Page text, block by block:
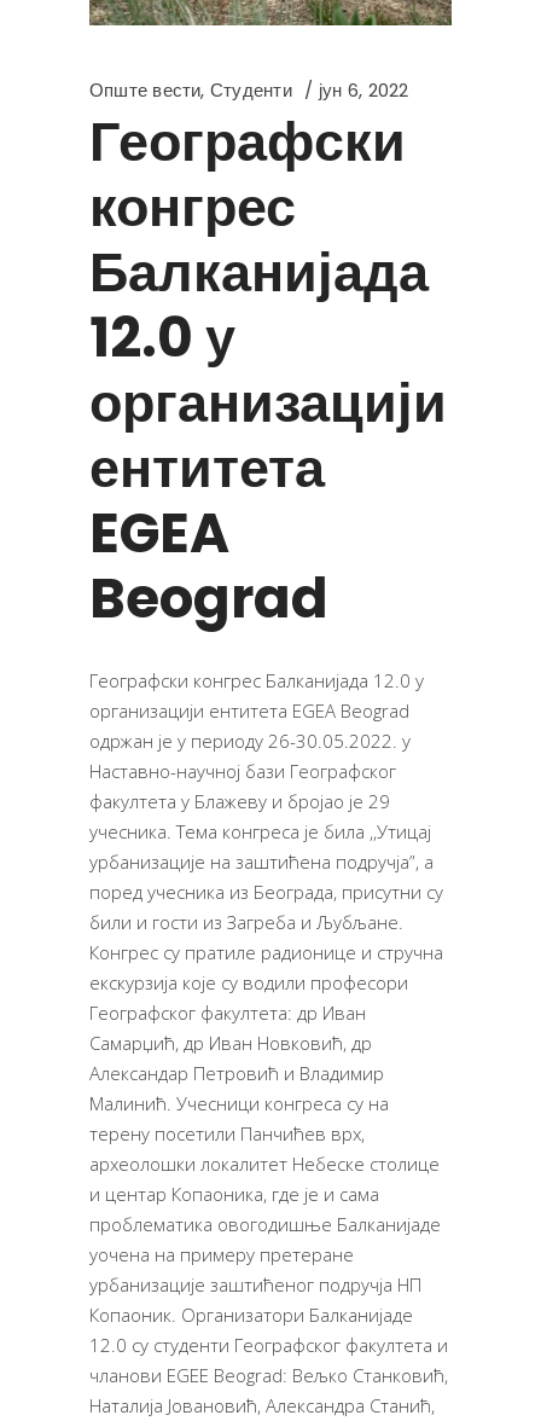
Опште вести, Студенти јун 6, 2022
Географски
конгрес
Балканијада
12.0 у
организацији
ентитета
EGEA
Beograd
Географски конгрес Балканијада 12.0 у
организацији ентитета EGEA Beograd
одржан је у периоду 26-30.05.2022. у
Наставно-научној бази Географског
факултета у Блажеву и бројао је 29
учесника. Тема конгреса је била ,,Утицај
урбанизације на заштићена подручја”, а
поред учесника из Београда, присутни су
били и гости из Загреба и Љубљане.
Конгрес су пратиле радионице и стручна
екскурзија које су водили професори
Географског факултета: др Иван
Самарџић, др Иван Новковић, др
Александар Петровић и Владимир
Малинић. Учесници конгреса су на
терену посетили Панчићев врх,
археолошки локалитет Небеске столице
и центар Копаоника, где је и сама
проблематика овогодишње Балканијаде
уочена на примеру претеране
урбанизације заштићеног подручја НП
Копаоник. Организатори Балканијаде
12.0 су студенти Географског факултета и
чланови EGEE Beograd: Вељко Станковић,
Наталија Јовановић, Александра Станић,